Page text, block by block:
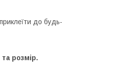
до будь-
розмір.